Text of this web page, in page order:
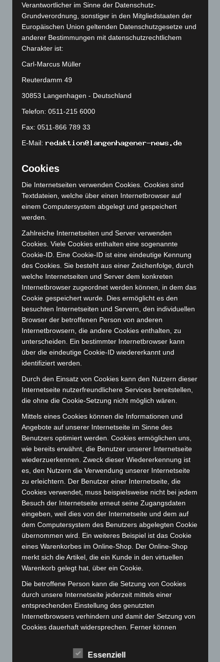
Mai 2026(99)
April 2026(99)
März 2026(115)
Februar 2026(109)
Januar 2026(122)
Dezember 2025(103)
November 2025(114)
Oktober 2025 (112)
Juni 2025(103)
Mai 2025
(112)
April 2025(88)
März 2025(111)
Januar 2025(88)
Dezember 2024(89)
November 2024(94)
Oktober 2024(93)
September 2024(112)
August 2024 (107)
Juli 2024(89)
Juni 2024(107)
Mai 2024(149)
März 2024(103)
Februar 2024(103)
Januar 2024(111)
Dezember 2023(130)
November 2023(130)
Oktober 2023(114)
September 2023(133)
August 2023(134)
Juli 2023(118)
Juni 2023
(142)
Mai 2023(139)
April 2023(155)
März 2023(174)
Februar 2023
(154)
Januar 2023(140)
Dezember 2022(130)
November 2022(167)
(205)
Verantwortlicher im Sinne der Datenschutz-
Grundverordnung, sonstiger in den Mitgliedstaaten der
Europäischen Union geltenden Datenschutzgesetze und
anderer Bestimmungen mit datenschutzrechtlichem
Charakter ist:
Carl-Marcus Müller
Reuterdamm 49
30853 Langenhagen - Deutschland
Telefon: 0511-215 6000
Fax: 0511-866 789 33
E-Mail:
Cookies
Die Internetseiten verwenden Cookies. Cookies sind
Textdateien, welche über einen Internetbrowser auf
einem Computersystem abgelegt und gespeichert
werden.
Zahlreiche Internetseiten und Server verwenden
Cookies. Viele Cookies enthalten eine sogenannte
Cookie-ID. Eine Cookie-ID ist eine eindeutige Kennung
des Cookies. Sie besteht aus einer Zeichenfolge, durch
welche Internetseiten und Server dem konkreten
Internetbrowser zugeordnet werden können, in dem das
Cookie gespeichert wurde. Dies ermöglicht es den
besuchten Internetseiten und Servern, den individuellen
Browser der betroffenen Person von anderen
Internetbrowsern, die andere Cookies enthalten, zu
unterscheiden. Ein bestimmter Internetbrowser kann
über die eindeutige Cookie-ID wiedererkannt und
identifiziert werden.
Durch den Einsatz von Cookies kann den Nutzern dieser
Internetseite nutzerfreundlichere Services bereitstellen,
die ohne die Cookie-Setzung nicht möglich wären.
Mittels eines Cookies können die Informationen und
Angebote auf unserer Internetseite im Sinne des
Benutzers optimiert werden. Cookies ermöglichen uns,
wie bereits erwähnt, die Benutzer unserer Internetseite
wiederzuerkennen. Zweck dieser Wiedererkennung ist
es, den Nutzern die Verwendung unserer Internetseite
zu erleichtern. Der Benutzer einer Internetseite, die
Cookies verwendet, muss beispielsweise nicht bei jedem
Besuch der Internetseite erneut seine Zugangsdaten
eingeben, weil dies von der Internetseite und dem auf
dem Computersystem des Benutzers abgelegten Cookie
übernommen wird. Ein weiteres Beispiel ist das Cookie
eines Warenkorbes im Online-Shop. Der Online-Shop
merkt sich die Artikel, die ein Kunde in den virtuellen
Warenkorb gelegt hat, über ein Cookie.
Die betroffene Person kann die Setzung von Cookies
durch unsere Internetseite jederzeit mittels einer
entsprechenden Einstellung des genutzten
Internetbrowsers verhindern und damit der Setzung von
Cookies dauerhaft widersprechen. Ferner können
Internetbrowser oder andere Softwareprogramme
gelöscht werden. Dies ist in allen gängigen
Essenziell